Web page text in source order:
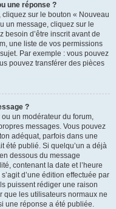
une réponse ?
sur le bouton « Nouveau
un message, cliquez sur le
besoin d’être inscrit avant de
une liste de vos permissions
Par exemple : vous pouvez
pouvez transférer des pièces
?
un modérateur du forum,
messages. Vous pouvez
adéquat, parfois dans une
été publié. Si quelqu’un a déjà
dessous du message
contenant la date et l’heure
d’une édition effectuée par
puissent rédiger une raison
que les utilisateurs normaux ne
une réponse a été publiée.